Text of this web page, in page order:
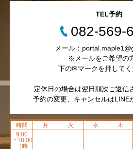
TEL予約
082-569-
メール：
※メールをご希望の
下の✉マークを押してく
定休日の場合は翌日順次ご返信
予約の変更、キャンセルはLINE
時間 月 火 水 木
9:00
~18:00
（時